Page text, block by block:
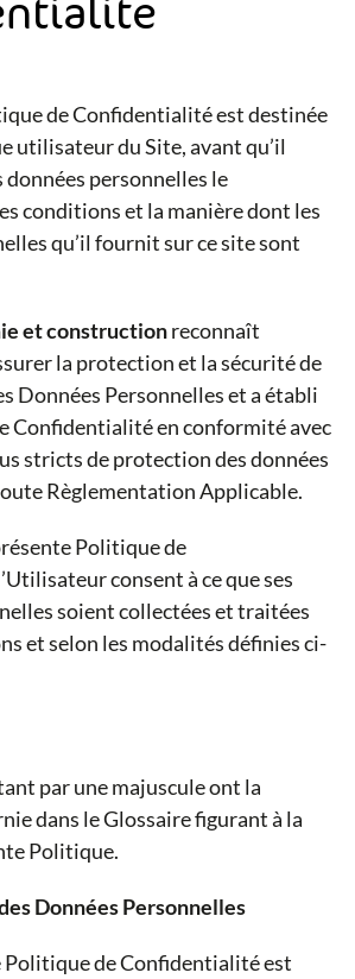
de Confidentialité est destinée
utilisateur du Site, avant qu’il
personnelles le
conditions et la manière dont les
qu’il fournit sur ce site sont
et constructionreconnaît
la protection et la sécurité de
Données Personnelles et a établi
Confidentialité en conformité avec
stricts de protection des données
Règlementation Applicable.
Politique de
consent à ce que ses
soient collectées et traitées
et selon les modalités définies ci-
par une majuscule ont la
dans le Glossaire figurant à la
Politique.
Données Personnelles
de Confidentialité est